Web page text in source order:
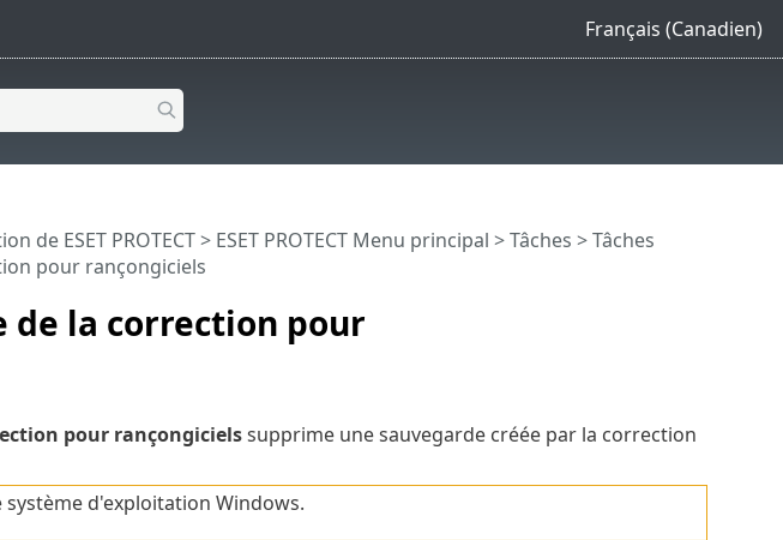
Français (Canadien)
de la correction pour
de ESET PROTECT> ESET PROTECT Menu principal >Tâches >Tâches
pour rançongiciels
pour rançongicielssupprime une sauvegarde créée par la correction
d'exploitation Windows.